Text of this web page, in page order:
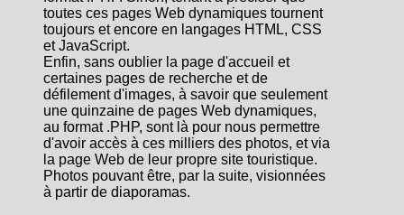
toutes ces pages Web dynamiques tournent
toujours et encore en langages HTML, CSS
et JavaScript.
Enfin, sans oublier la page d'accueil et
certaines pages de recherche et de
défilement d'images, à savoir que seulement
une quinzaine de pages Web dynamiques,
au format .PHP, sont là pour nous permettre
d'avoir accès à ces milliers des photos, et via
la page Web de leur propre site touristique.
Photos pouvant être, par la suite, visionnées
à partir de diaporamas.